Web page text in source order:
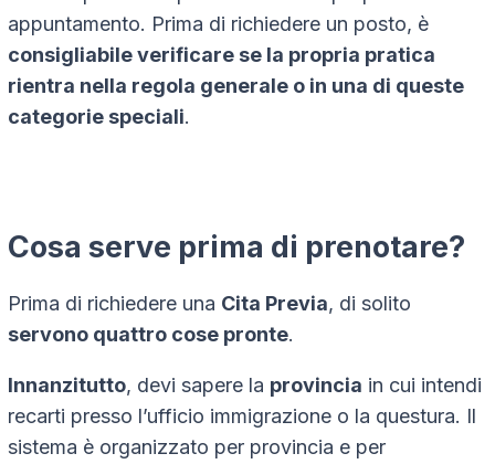
appuntamento. Prima di richiedere un posto, è
consigliabile verificare se la propria pratica
rientra nella regola generale o in una di queste
categorie speciali.
Cosa serve prima di prenotare?
Prima di richiedere una Cita Previa, di solito
servono quattro cose pronte.
Innanzitutto, devi sapere la provincia in cui intendi
recarti presso l’ufficio immigrazione o la questura. Il
sistema è organizzato per provincia e per